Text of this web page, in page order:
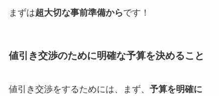
まずは超大切な事前準備からです！
値引き交渉のために明確な予算を決めること
値引き交渉をするためには、まず、 予算を明確に